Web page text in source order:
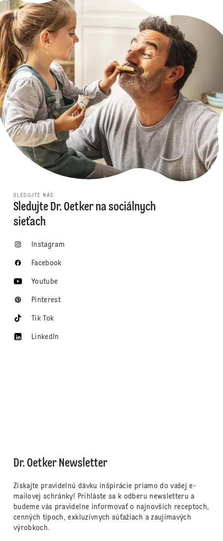
SLEDUJTE NÁS
Sledujte Dr. Oetker na sociálnych
sieťach
Instagram
Facebook
Youtube
Pinterest
Tik Tok
LinkedIn
Dr. Oetker Newsletter
Získajte pravidelnú dávku inšpirácie priamo do vašej e-
mailovej schránky! Prihláste sa k odberu newsletteru a
budeme vás pravidelne informovať o najnovších receptoch,
cenných tipoch, exkluzívnych súťažiach a zaujímavých
výrobkoch.